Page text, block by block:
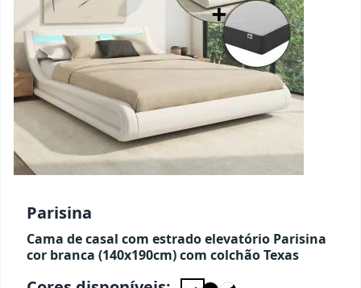
Parisina
Cama de casal com estrado elevatório Parisina
cor branca (140x190cm) com colchão Texas